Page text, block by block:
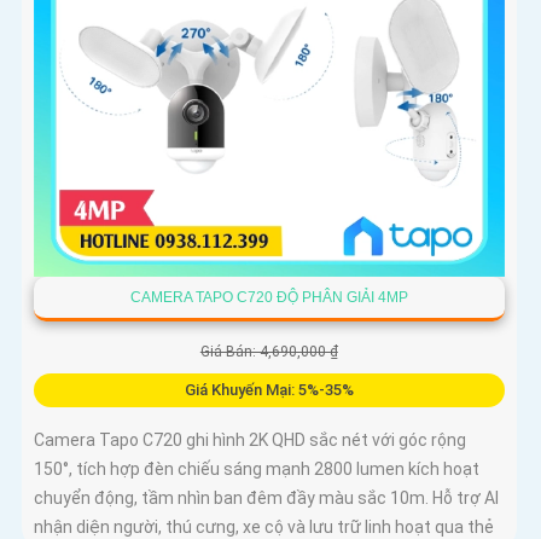
CAMERA TAPO C720 ĐỘ PHÂN GIẢI 4MP
Giá Bán: 4,690,000 ₫
Giá Khuyến Mại: 5%-35%
Camera Tapo C720 ghi hình 2K QHD sắc nét với góc rộng
150°, tích hợp đèn chiếu sáng mạnh 2800 lumen kích hoạt
chuyển động, tầm nhìn ban đêm đầy màu sắc 10m. Hỗ trợ AI
nhận diện người, thú cưng, xe cộ và lưu trữ linh hoạt qua thẻ